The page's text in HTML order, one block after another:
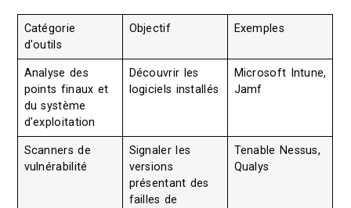
Catégorie
d'outils
Objectif Exemples
Analyse des
points finaux et
du système
d'exploitation
Découvrir les
logiciels installés
Microsoft Intune,
Jamf
Scanners de
vulnérabilité
Signaler les
versions
présentant des
failles de
Tenable Nessus,
Qualys